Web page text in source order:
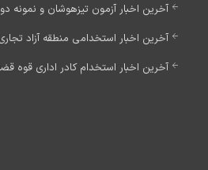
آخرین اخبار آزمون تیزهوشان و نمونه
آخرین اخبار استخدامی منطقه آزاد تجاری
آخرین اخبار استخدام کادر اداری قوه قضاییه 1405 (به